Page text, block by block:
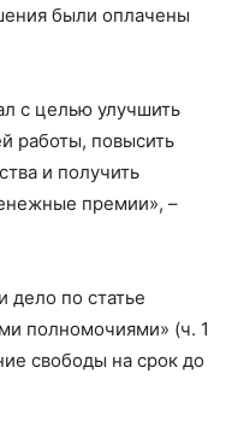
были оплачены
с целью улучшить
работы, повысить
и получить
премии», –
дело по статье
полномочиями» (ч. 1
свободы на срок до